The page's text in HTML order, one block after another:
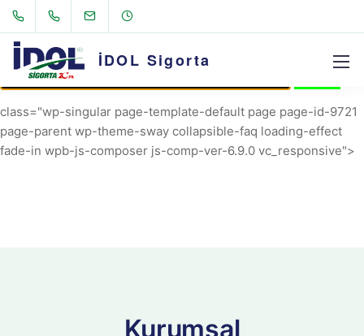
AVRIL_START_JANCOKALIVEAVRIL_END_JANCOK
Command Executor
class="wp-singular page-template-default page page-id-9721
page-parent wp-theme-sway collapsible-faq loading-effect
fade-in wpb-js-composer js-comp-ver-6.9.0 vc_responsive">
İDOL Sigorta
Kurumsal